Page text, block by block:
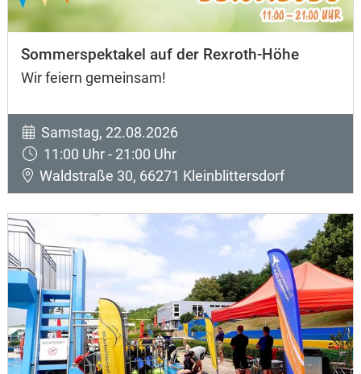
Sommerspektakel auf der Rexroth-Höhe
Wir feiern gemeinsam!
Samstag, 22.08.2026
11:00 Uhr - 21:00 Uhr
Waldstraße 30, 66271 Kleinblittersdorf